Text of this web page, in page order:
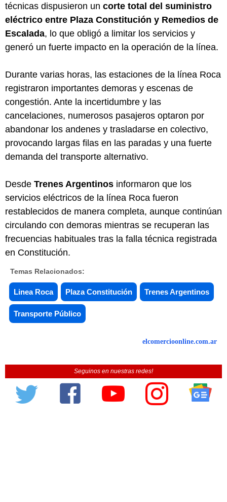
técnicas dispusieron un corte total del suministro
eléctrico entre Plaza Constitución y Remedios de
Escalada, lo que obligó a limitar los servicios y
generó un fuerte impacto en la operación de la línea.
Durante varias horas, las estaciones de la línea Roca
registraron importantes demoras y escenas de
congestión. Ante la incertidumbre y las
cancelaciones, numerosos pasajeros optaron por
abandonar los andenes y trasladarse en colectivo,
provocando largas filas en las paradas y una fuerte
demanda del transporte alternativo.
Desde Trenes Argentinos informaron que los
servicios eléctricos de la línea Roca fueron
restablecidos de manera completa, aunque continúan
circulando con demoras mientras se recuperan las
frecuencias habituales tras la falla técnica registrada
en Constitución.
Temas Relacionados:
Linea Roca Plaza Constitución Trenes Argentinos
Transporte Público
elcomercioonline.com.ar
Seguinos en nuestras redes!